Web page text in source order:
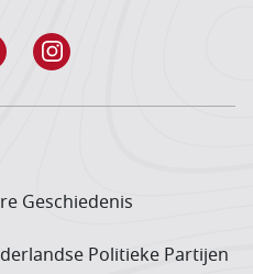
Geschiedenis
Politieke Partijen